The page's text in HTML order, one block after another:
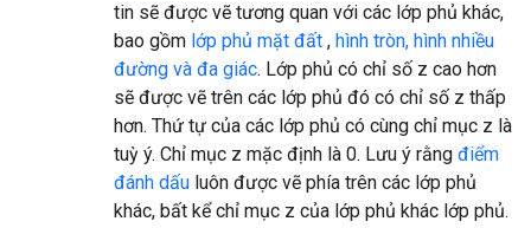
tin sẽ được vẽ tương quan với các lớp phủ khác,
bao gồm lớp phủ mặt đất , hình tròn, hình nhiều
đường và đa giác. Lớp phủ có chỉ số z cao hơn
sẽ được vẽ trên các lớp phủ đó có chỉ số z thấp
hơn. Thứ tự của các lớp phủ có cùng chỉ mục z là
tuỳ ý. Chỉ mục z mặc định là 0. Lưu ý rằng điểm
đánh dấu luôn được vẽ phía trên các lớp phủ
khác, bất kể chỉ mục z của lớp phủ khác lớp phủ.